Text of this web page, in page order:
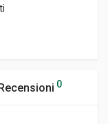
Recensioni 0